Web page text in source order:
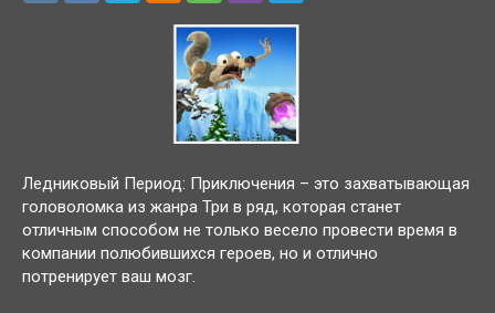
Ледниковый Период: Приключения – это захватывающая
головоломка из жанра Три в ряд, которая станет
отличным способом не только весело провести время в
компании полюбившихся героев, но и отлично
потренирует ваш мозг.